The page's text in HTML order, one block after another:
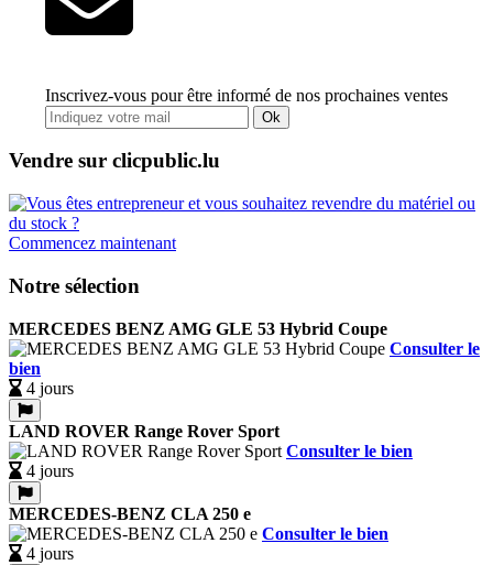
Inscrivez-vous pour être informé de nos prochaines ventes
Ok
Vendre sur clicpublic.lu
Commencez maintenant
Notre sélection
MERCEDES BENZ AMG GLE 53 Hybrid Coupe
Consulter le
bien
4 jours
LAND ROVER Range Rover Sport
Consulter le bien
4 jours
MERCEDES-BENZ CLA 250 e
Consulter le bien
4 jours